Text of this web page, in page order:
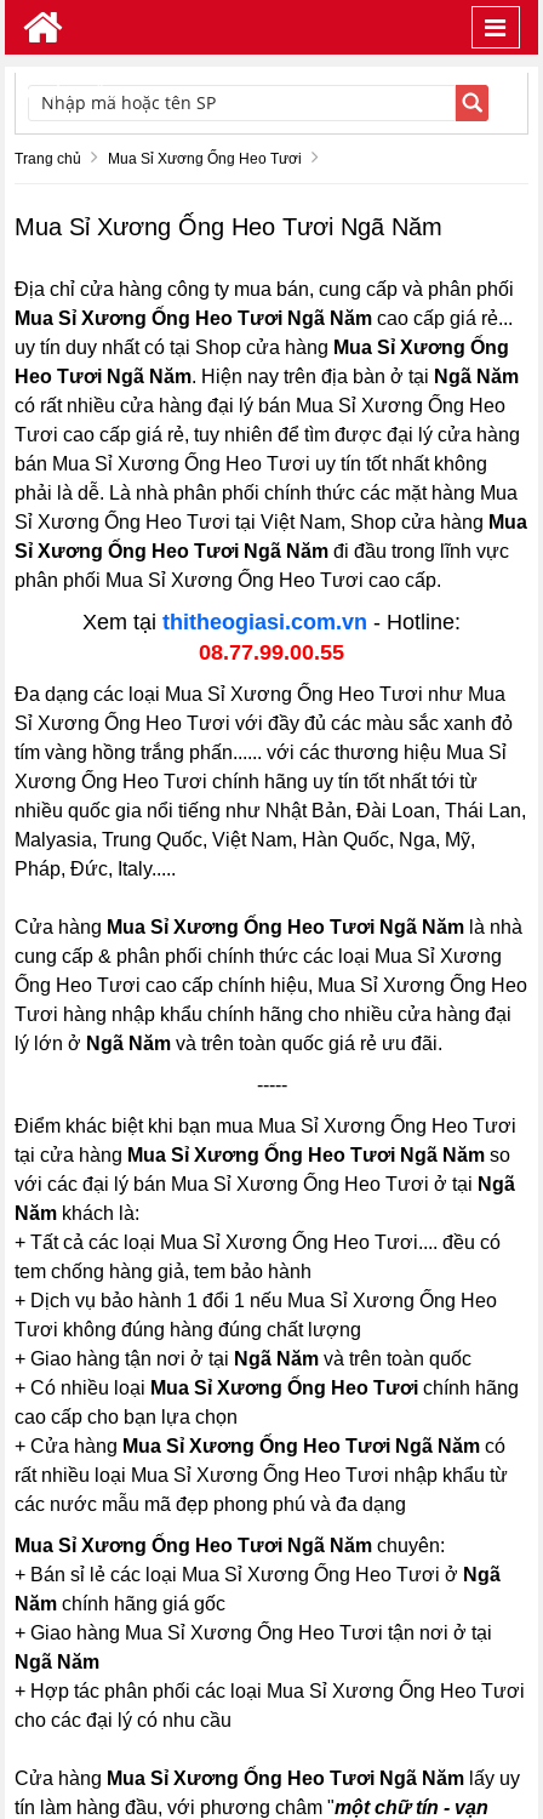
TÌM KIẾM
Trang chủ Mua Sỉ Xương Ống Heo Tươi
Mua Sỉ Xương Ống Heo Tươi Ngã Năm
Địa chỉ cửa hàng công ty mua bán, cung cấp và phân phối
Mua Sỉ Xương Ống Heo Tươi Ngã Năm cao cấp giá rẻ...
uy tín duy nhất có tại Shop cửa hàng Mua Sỉ Xương Ống
Heo Tươi Ngã Năm. Hiện nay trên địa bàn ở tại Ngã Năm
có rất nhiều cửa hàng đại lý bán Mua Sỉ Xương Ống Heo
Tươi cao cấp giá rẻ, tuy nhiên để tìm được đại lý cửa hàng
bán Mua Sỉ Xương Ống Heo Tươi uy tín tốt nhất không
phải là dễ. Là nhà phân phối chính thức các mặt hàng Mua
Sỉ Xương Ống Heo Tươi tại Việt Nam, Shop cửa hàng Mua
Sỉ Xương Ống Heo Tươi Ngã Năm đi đầu trong lĩnh vực
phân phối Mua Sỉ Xương Ống Heo Tươi cao cấp.
Xem tại thitheogiasi.com.vn - Hotline:
08.77.99.00.55
Đa dạng các loại Mua Sỉ Xương Ống Heo Tươi như Mua
Sỉ Xương Ống Heo Tươi với đầy đủ các màu sắc xanh đỏ
tím vàng hồng trắng phấn...... với các thương hiệu Mua Sỉ
Xương Ống Heo Tươi chính hãng uy tín tốt nhất tới từ
nhiều quốc gia nổi tiếng như Nhật Bản, Đài Loan, Thái Lan,
Malyasia, Trung Quốc, Việt Nam, Hàn Quốc, Nga, Mỹ,
Pháp, Đức, Italy.....
Cửa hàng Mua Sỉ Xương Ống Heo Tươi Ngã Năm là nhà
cung cấp & phân phối chính thức các loại Mua Sỉ Xương
Ống Heo Tươi cao cấp chính hiệu, Mua Sỉ Xương Ống Heo
Tươi hàng nhập khẩu chính hãng cho nhiều cửa hàng đại
lý lớn ở Ngã Năm và trên toàn quốc giá rẻ ưu đãi.
-----
Điểm khác biệt khi bạn mua Mua Sỉ Xương Ống Heo Tươi
tại cửa hàng Mua Sỉ Xương Ống Heo Tươi Ngã Năm so
với các đại lý bán Mua Sỉ Xương Ống Heo Tươi ở tại Ngã
Năm khách là:
+ Tất cả các loại Mua Sỉ Xương Ống Heo Tươi.... đều có
tem chống hàng giả, tem bảo hành
+ Dịch vụ bảo hành 1 đổi 1 nếu Mua Sỉ Xương Ống Heo
Tươi không đúng hàng đúng chất lượng
+ Giao hàng tận nơi ở tại Ngã Năm và trên toàn quốc
+ Có nhiều loại Mua Sỉ Xương Ống Heo Tươi chính hãng
cao cấp cho bạn lựa chọn
+ Cửa hàng Mua Sỉ Xương Ống Heo Tươi Ngã Năm có
rất nhiều loại Mua Sỉ Xương Ống Heo Tươi nhập khẩu từ
các nước mẫu mã đẹp phong phú và đa dạng
Mua Sỉ Xương Ống Heo Tươi Ngã Nămchuyên:
+ Bán sỉ lẻ các loại Mua Sỉ Xương Ống Heo Tươi ở Ngã
Năm chính hãng giá gốc
+ Giao hàng Mua Sỉ Xương Ống Heo Tươi tận nơi ở tại
Ngã Năm
+ Hợp tác phân phối các loại Mua Sỉ Xương Ống Heo Tươi
cho các đại lý có nhu cầu
Cửa hàng Mua Sỉ Xương Ống Heo Tươi Ngã Năm lấy uy
tín làm hàng đầu, với phương châm "một chữ tín - vạn